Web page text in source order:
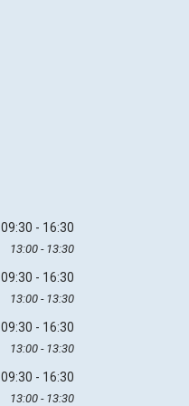
09:30 16:30
13:00 13:30
09:30 16:30
13:00 13:30
09:30 16:30
13:00 13:30
09:30 16:30
13:00 13:30